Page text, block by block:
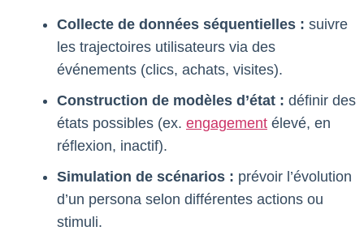
Collecte de données séquentielles : suivre
les trajectoires utilisateurs via des
événements (clics, achats, visites).
Construction de modèles d’état : définir des
états possibles (ex. engagement élevé, en
réflexion, inactif).
Simulation de scénarios : prévoir l’évolution
d’un persona selon différentes actions ou
stimuli.